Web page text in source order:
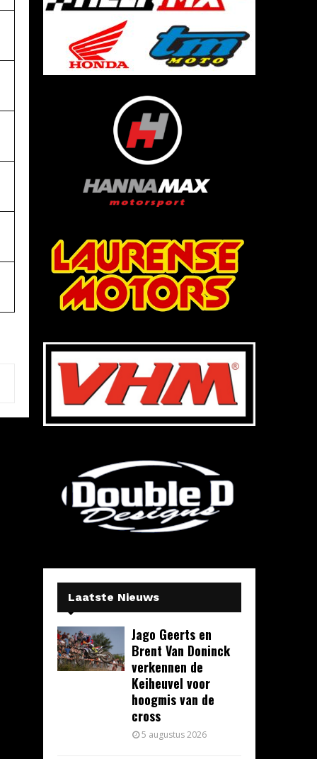
Laatste Nieuws
Jago Geerts en
Brent Van Doninck
verkennen de
Keiheuvel voor
hoogmis van de
cross
5 augustus 2026